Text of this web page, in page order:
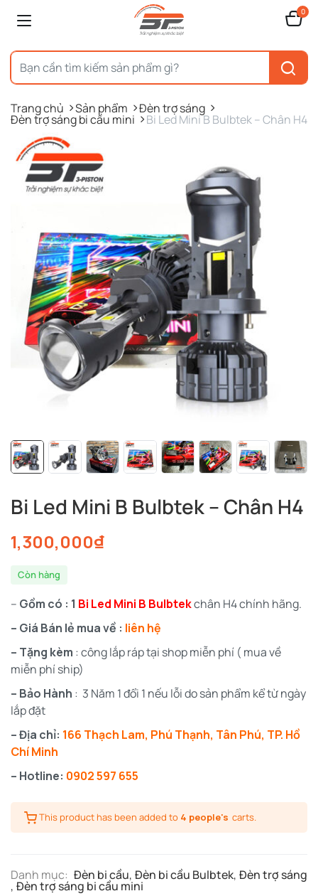
0
Trang chủ Sản phẩm Đèn trợ sáng
Đèn trợ sáng bi cầu mini Bi Led Mini B Bulbtek – Chân H4
Bi Led Mini B Bulbtek – Chân H4
1,300,000₫
Còn hàng
– Gồm có : 1 Bi Led Mini B Bulbtekchân H4 chính hãng.
– Giá Bán lẻ mua về : liên hệ
– Tặng kèm : công lắp ráp tại shop miễn phí ( mua về
miễn phí ship)
– Bảo Hành : 3 Năm 1 đổi 1 nếu lỗi do sản phẩm kể từ ngày
lắp đặt
– Địa chỉ: 166 Thạch Lam, Phú Thạnh, Tân Phú, TP. Hồ
Chí Minh
– Hotline: 0902 597 655
This product has been added to 4 people's carts.
Danh mục: Đèn bi cầu, Đèn bi cầu Bulbtek, Đèn trợ sáng
, Đèn trợ sáng bi cầu mini